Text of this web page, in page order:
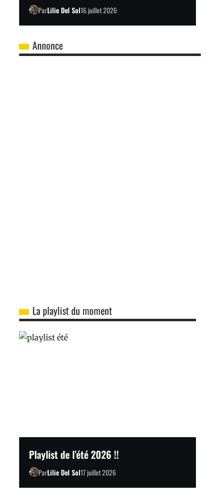
ParLilie Del Sol16 juillet 2026
Annonce
La playlist du moment
Playlist de l’été 2026 !!
ParLilie Del Sol17 juillet 2026